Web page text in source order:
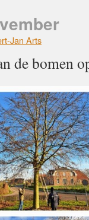
december
Jan Arts
de bomen